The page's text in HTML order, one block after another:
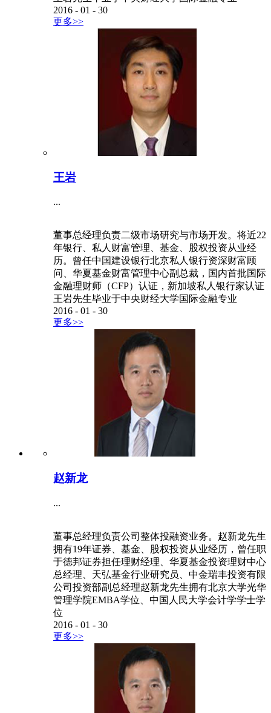
2016 - 01 - 30
更多>>
王岩
...
董事总经理负责二级市场研究与市场开发。将近22
年银行、私人财富管理、基金、股权投资从业经
历。曾任中国建设银行北京私人银行资深财富顾
问、华夏基金财富管理中心副总裁，国内首批国际
金融理财师（CFP）认证，新加坡私人银行家认证
王岩先生毕业于中央财经大学国际金融专业
2016 - 01 - 30
更多>>
赵新龙
...
董事总经理负责公司整体投融资业务。赵新龙先生
拥有19年证券、基金、股权投资从业经历，曾任职
于德邦证券担任理财经理、华夏基金投资理财中心
总经理、天弘基金行业研究员、中金瑞丰投资有限
公司投资部副总经理赵新龙先生拥有北京大学光华
管理学院EMBA学位、中国人民大学会计学学士学
位
2016 - 01 - 30
更多>>